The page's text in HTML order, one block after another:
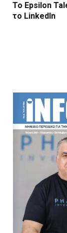
Το Epsilon
το LinkedIn